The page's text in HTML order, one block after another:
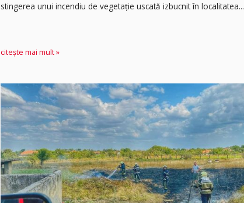
stingerea unui incendiu de vegetație uscată izbucnit în localitatea...
citește mai mult »